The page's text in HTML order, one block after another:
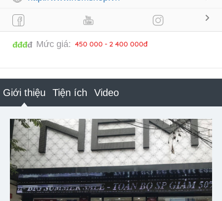
đđđđ Mức giá: 450 000 - 2 400 000đ
Giới thiệu Tiện ích Video